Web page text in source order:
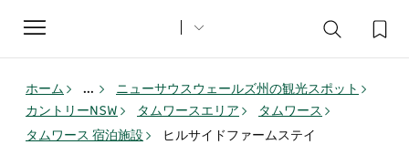
Toggle
navigation
ホーム ...
ニューサウスウェールズ州の観光スポット
カントリーNSW
タムワースエリア
タムワース
タムワース 宿泊施設
ヒルサイドファームステイ